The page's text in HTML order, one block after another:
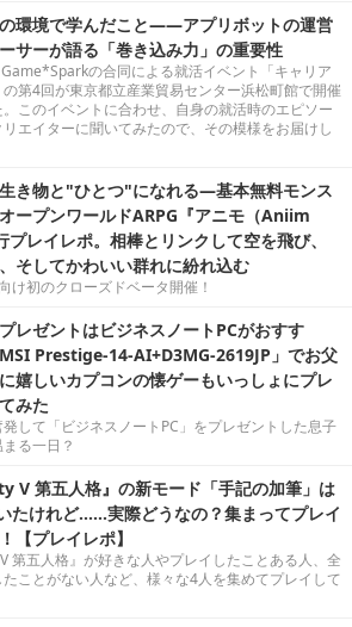
環境で学んだこと――アプリボットの運営
サーが語る「巻き込み力」の重要性
の合同による就活イベント「キャリア
第4回が東京都立産業貿易センター浜松町館で開催
このイベントに合わせ、自身の就活時のエピソー
リエイターに聞いてみたので、その模様をお届けし
き物と"ひとつ"になれる―基本無料モンス
ープンワールドARPG『アニモ（Aniim
プレイレポ。相棒とリンクして空を飛び、
そしてかわいい群れに紛れ込む
け初のクローズドベータ開催！
レゼントはビジネスノートPCがおすす
Prestige-14-AI+D3MG-2619JP」でお父
嬉しいカプコンの懐ゲーもいっしょにプレ
みた
して「ビジネスノートPC」をプレゼントした息子
る一日？
V 第五人格』の新モード「手記の加筆」は
たけれど……実際どうなの？集まってプレイ
【プレイレポ】
第五人格』が好きな人やプレイしたことある人、全
たことがない人など、様々な4人を集めてプレイして